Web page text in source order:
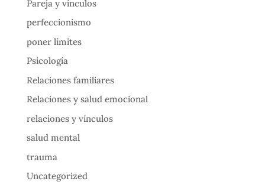
Pareja y vínculos
perfeccionismo
poner límites
Psicología
Relaciones familiares
Relaciones y salud emocional
relaciones y vínculos
salud mental
trauma
Uncategorized